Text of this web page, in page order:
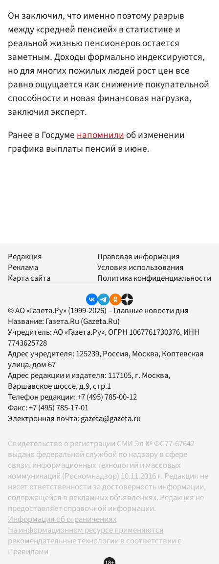
Он заключил, что именно поэтому разрыв
между «средней пенсией» в статистике и
реальной жизнью пенсионеров остается
заметным. Доходы формально индексируются,
но для многих пожилых людей рост цен все
равно ощущается как снижение покупательной
способности и новая финансовая нагрузка,
заключил эксперт.
Ранее в Госдуменапомнилиоб изменении
графика выплаты пенсий в июне.
Редакция
Реклама
Карта сайта
Правовая информация
Условия использования
Политика конфиденциальности
© АО «Газета.Ру» (1999-2026) – Главные новости дня
Название: Газета.Ru (Gazeta.Ru)
Учредитель:АО «Газета.Ру», ОГРН 1067761730376, ИНН
7743625728
Адрес учредителя: 125239, Россия, Москва, Коптевская
улица, дом 67
Адрес редакции и издателя: 117105, г. Москва,
Варшавское шоссе, д.9, стр.1
Телефон редакции:+7 (495) 785-00-12
Факс:+7 (495) 785-17-01
Электронная почта:gazeta@gazeta.ru
Свидетельство о регистрации СМИ Эл № ФС77-67642
выдано федеральной службой по надзору в сфере
связи, информационных технологий и массовых
коммуникаций (Роскомнадзор) 10.11.2016 г. Редакция не
несет ответственности за достоверность информации,
содержащейся в рекламных объявлениях. Редакция не
предоставляет справочной информации.
Информация об ограничениях
На информационном ресурсе применяются
рекомендательные технологии в соответствии с
Правилами